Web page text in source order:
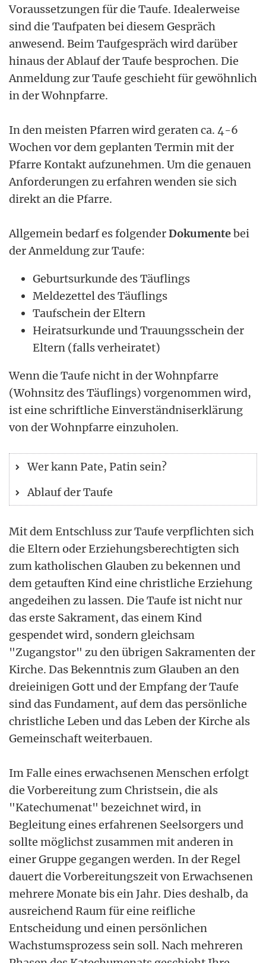
Voraussetzungen für die Taufe. Idealerweise
sind die Taufpaten bei diesem Gespräch
anwesend. Beim Taufgespräch wird darüber
hinaus der Ablauf der Taufe besprochen. Die
Anmeldung zur Taufe geschieht für gewöhnlich
in der Wohnpfarre.
In den meisten Pfarren wird geraten ca. 4-6
Wochen vor dem geplanten Termin mit der
Pfarre Kontakt aufzunehmen. Um die genauen
Anforderungen zu erfahren wenden sie sich
direkt an die Pfarre.
Allgemein bedarf es folgenderDokumentebei
der Anmeldung zur Taufe:
Geburtsurkunde des Täuflings
Meldezettel des Täuflings
Taufschein der Eltern
Heiratsurkunde und Trauungsschein der
Eltern (falls verheiratet)
Wenn die Taufe nicht in der Wohnpfarre
(Wohnsitz des Täuflings) vorgenommen wird,
ist eine schriftliche Einverständniserklärung
von der Wohnpfarre einzuholen.
Wer kann Pate, Patin sein?
Ablauf der Taufe
Mit dem Entschluss zur Taufe verpflichten sich
die Eltern oder Erziehungsberechtigten sich
zum katholischen Glauben zu bekennen und
dem getauften Kind eine christliche Erziehung
angedeihen zu lassen. Die Taufe ist nicht nur
das erste Sakrament, das einem Kind
gespendet wird, sondern gleichsam
"Zugangstor" zu den übrigen Sakramenten der
Kirche. Das Bekenntnis zum Glauben an den
dreieinigen Gott und der Empfang der Taufe
sind das Fundament, auf dem das persönliche
christliche Leben und das Leben der Kirche als
Gemeinschaft weiterbauen.
Im Falle eines erwachsenen Menschen erfolgt
die Vorbereitung zum Christsein, die als
"Katechumenat" bezeichnet wird, in
Begleitung eines erfahrenen Seelsorgers und
sollte möglichst zusammen mit anderen in
einer Gruppe gegangen werden. In der Regel
dauert die Vorbereitungszeit von Erwachsenen
mehrere Monate bis ein Jahr. Dies deshalb, da
ausreichend Raum für eine reifliche
Entscheidung und einen persönlichen
Wachstumsprozess sein soll. Nach mehreren